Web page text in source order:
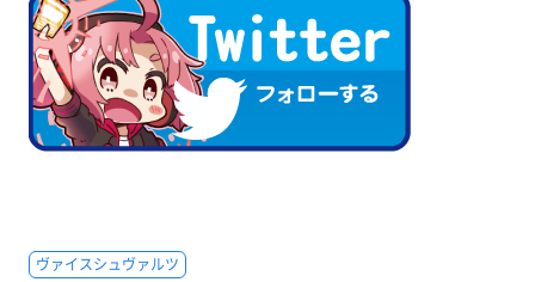
ヴァイスシュヴァルツ